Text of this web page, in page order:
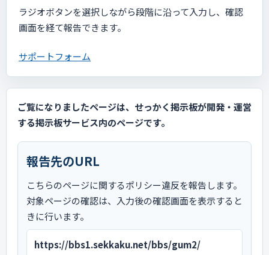
ラジオボタンを選択しながら段階に沿って入力し、確認
画面を経て報告できます。
サポートフォーム
ご覧になりましたページは、せっかく掲示板が開発・運営
する掲示板サービス内のページです。
報告先のURL
こちらのページに関するポリシー違反を報告します。
対象ページの確認は、入力後の確認画面を表示すると
きに行います。
https://bbs1.sekkaku.net/bbs/gum2/